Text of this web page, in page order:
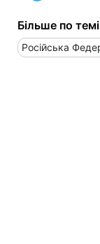
Більше по
Російська